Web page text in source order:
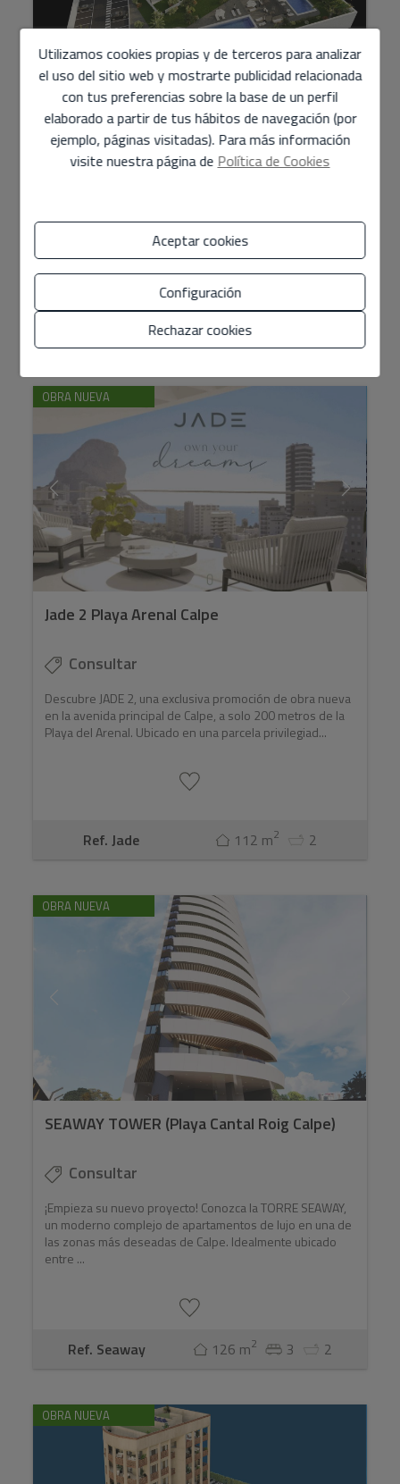
Residencial Vista Cala 52 Villajoyosa
Finestrat Benidor ...
Consultar
baños• Amplia terraza cubierta• 2 piscin...
Ref. Benidorm 81 m2
OBRA NUEVA
Jade 2 Playa Arenal Calpe
Consultar
Descubre JADE 2, una exclusiva promoción de obra nueva
en la avenida principal de Calpe, a solo 200 metros de la
Playa del Arenal. Ubicado en una parcela privilegiad...
Ref. Jade 112 m2 2
OBRA NUEVA
SEAWAY TOWER (Playa Cantal Roig Calpe)
Consultar
¡Empieza su nuevo proyecto! Conozca la TORRE SEAWAY,
un moderno complejo de apartamentos de lujo en una de
las zonas más deseadas de Calpe. Idealmente ubicado
entre ...
Ref. Seaway 126 m2 3 2
OBRA NUEVA
Utilizamos cookies propias y de terceros para analizar
el uso del sitio web y mostrarte publicidad relacionada
con tus preferencias sobre la base de un perfil
elaborado a partir de tus hábitos de navegación (por
ejemplo, páginas visitadas). Para más información
visite nuestra página de Política de Cookies
Aceptar cookies
Configuración
Rechazar cookies